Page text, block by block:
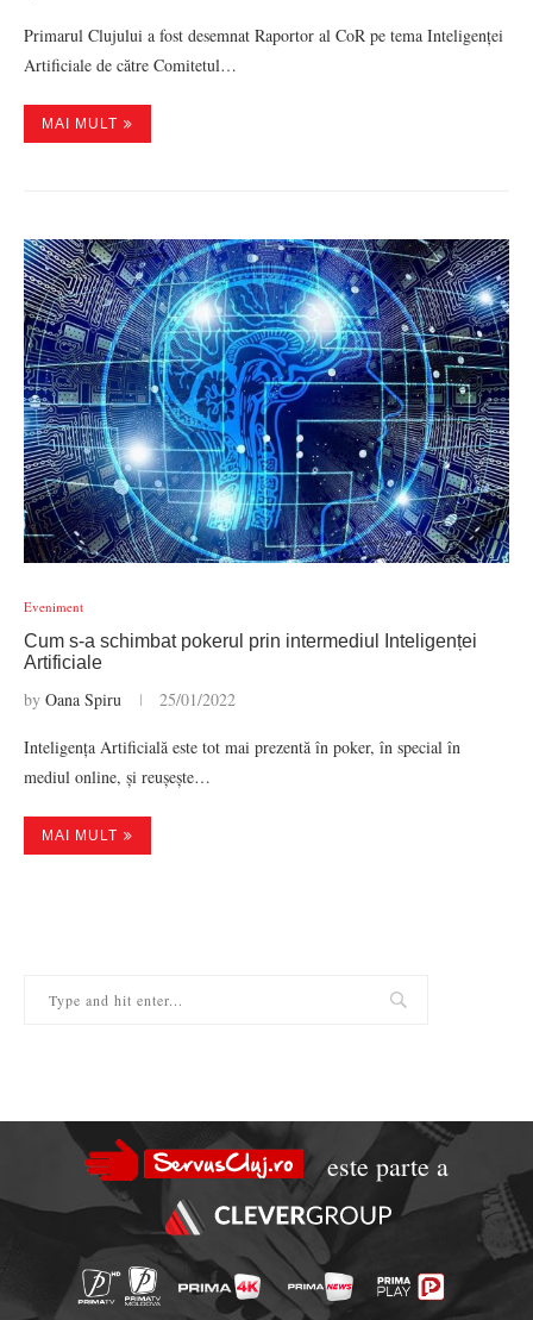
Primarul Clujului a fost desemnat Raportor al CoR pe tema Inteligenței
Artificiale de către Comitetul…
MAI MULT
Eveniment
Cum s-a schimbat pokerul prin intermediul Inteligenței
Artificiale
by Oana Spiru 25/01/2022
Inteligența Artificială este tot mai prezentă în poker, în special în
mediul online, și reușește…
MAI MULT
este parte a